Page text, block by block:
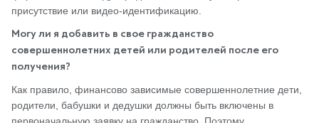
присутствие или видео-идентификацию.
Могу ли я добавить в свое гражданство
совершеннолетних детей или родителей после его
получения?
Как правило, финансово зависимые совершеннолетние дети,
родители, бабушки и дедушки должны быть включены в